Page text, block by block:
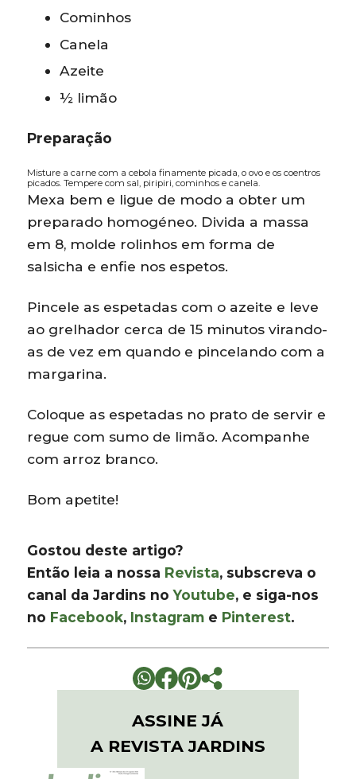
Cominhos
Canela
Azeite
½ limão
Preparação
Misture a carne com a cebola finamente picada, o ovo e os coentros
picados. Tempere com sal, piripiri, cominhos e canela.
Mexa bem e ligue de modo a obter um
preparado homogéneo. Divida a massa
em 8, molde rolinhos em forma de
salsicha e enfie nos espetos.
Pincele as espetadas com o azeite e leve
ao grelhador cerca de 15 minutos virando-
as de vez em quando e pincelando com a
margarina.
Coloque as espetadas no prato de servir e
regue com sumo de limão. Acompanhe
com arroz branco.
Bom apetite!
Gostou deste artigo?
Então leia a nossa Revista, subscreva o
canal da Jardins noYoutube, e siga-nos
no Facebook, Instagram e Pinterest.
ASSINE JÁ
A REVISTA JARDINS